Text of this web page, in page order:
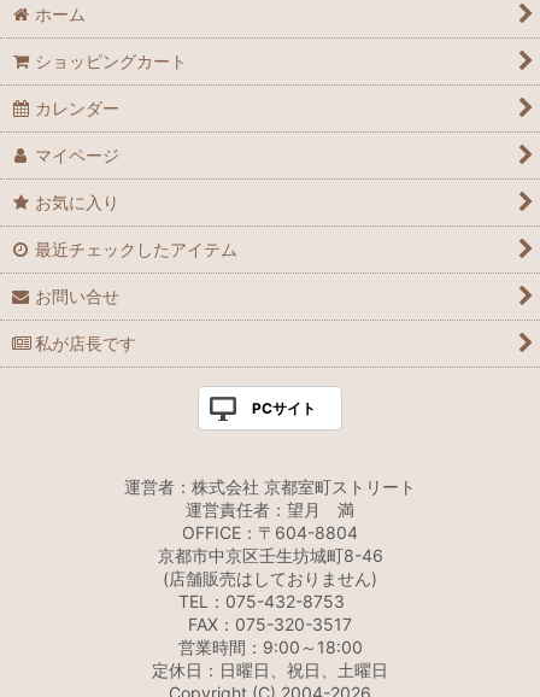
ホーム
ショッピングカート
カレンダー
マイページ
お気に入り
最近チェックしたアイテム
お問い合せ
私が店長です
PCサイト
運営者：株式会社 京都室町ストリート
運営責任者：望月 満
OFFICE：〒604-8804
京都市中京区壬生坊城町8-46
(店舗販売はしておりません)
TEL：075-432-8753
FAX：075-320-3517
営業時間：9:00～18:00
定休日：日曜日、祝日、土曜日
Copyright (C) 2004-2026